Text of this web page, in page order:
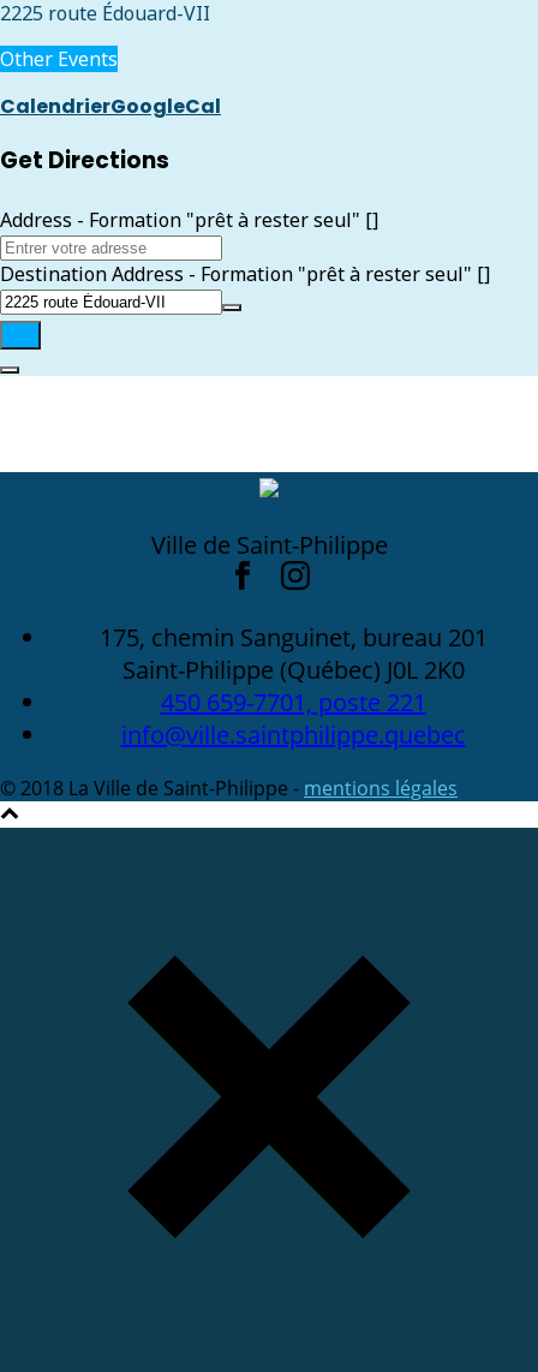
2225 route Édouard-VII
Other Events
CalendrierGoogleCal
Get Directions
Address - Formation "prêt à rester seul" []
Destination Address - Formation "prêt à rester seul" []
Ville de Saint-Philippe
175, chemin Sanguinet, bureau 201
Saint-Philippe (Québec) J0L 2K0
450 659-7701, poste 221
info@ville.saintphilippe.quebec
© 2018 La Ville de Saint-Philippe - mentions légales